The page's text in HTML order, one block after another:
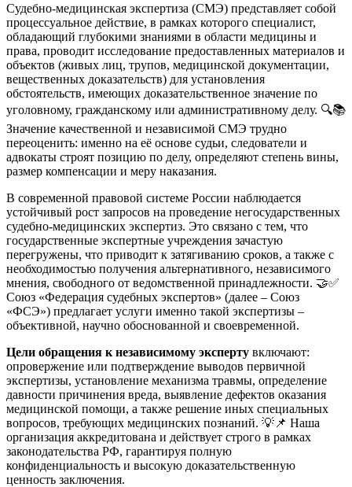
Судебно-медицинская экспертиза (СМЭ) представляет собой
процессуальное действие, в рамках которого специалист,
обладающий глубокими знаниями в области медицины и
права, проводит исследование предоставленных материалов и
объектов (живых лиц, трупов, медицинской документации,
вещественных доказательств) для установления
обстоятельств, имеющих доказательственное значение по
уголовному, гражданскому или административному делу. 🔍📚
Значение качественной и независимой СМЭ трудно
переоценить: именно на её основе судьи, следователи и
адвокаты строят позицию по делу, определяют степень вины,
размер компенсации и меру наказания.
В современной правовой системе России наблюдается
устойчивый рост запросов на проведение негосударственных
судебно-медицинских экспертиз. Это связано с тем, что
государственные экспертные учреждения зачастую
перегружены, что приводит к затягиванию сроков, а также с
необходимостью получения альтернативного, независимого
мнения, свободного от ведомственной принадлежности. 🤝✅
Союз «Федерация судебных экспертов» (далее – Союз
«ФСЭ») предлагает услуги именно такой экспертизы –
объективной, научно обоснованной и своевременной.
Цели обращения к независимому эксперту включают:
опровержение или подтверждение выводов первичной
экспертизы, установление механизма травмы, определение
давности причинения вреда, выявление дефектов оказания
медицинской помощи, а также решение иных специальных
вопросов, требующих медицинских познаний. 💡📌 Наша
организация аккредитована и действует строго в рамках
законодательства РФ, гарантируя полную
конфиденциальность и высокую доказательственную
ценность заключения.